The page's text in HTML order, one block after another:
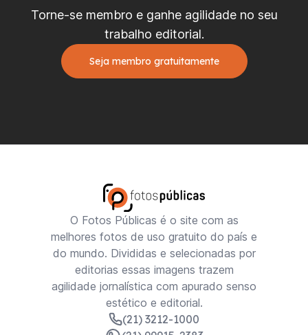
Torne-se membro e ganhe agilidade no seu
trabalho editorial.
Seja membro gratuitamente
O Fotos Públicas é o site com as
melhores fotos de uso gratuito do país e
do mundo. Divididas e selecionadas por
editorias essas imagens trazem
agilidade jornalística com apurado senso
estético e editorial.
(21) 3212-1000